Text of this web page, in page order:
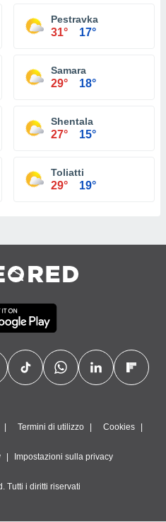
Pestravka
31° 17°
Samara
29° 18°
Shentala
27° 15°
Toliatti
29° 19°
Termini di utilizzo Cookies
Impostazioni sulla privacy
Tutti i diritti riservati